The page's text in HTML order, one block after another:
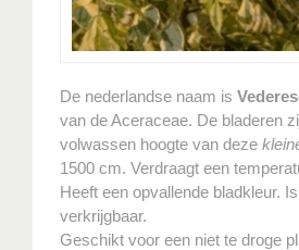
De nederlandse naam is
van de Aceraceae. De bladeren
volwassen hoogte van deze
1500 cm. Verdraagt een
Heeft een opvallende bladkleur.
verkrijgbaar.
Geschikt voor een niet te droge